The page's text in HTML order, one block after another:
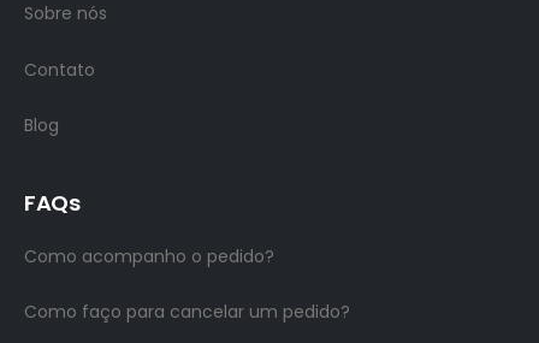
Sobre nós
Contato
Blog
FAQs
Como acompanho o pedido?
Como faço para cancelar um pedido?